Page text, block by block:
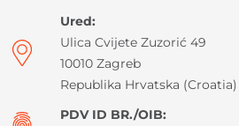
Ured:
Ulica Cvijete Zuzorić 49
10010 Zagreb
Republika Hrvatska (Croatia)
PDV ID BR./OIB: